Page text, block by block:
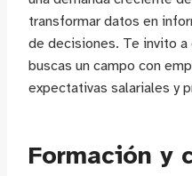
transformar datos en
de decisiones. Te invito
buscas un campo con
expectativas salariales y
Formación y